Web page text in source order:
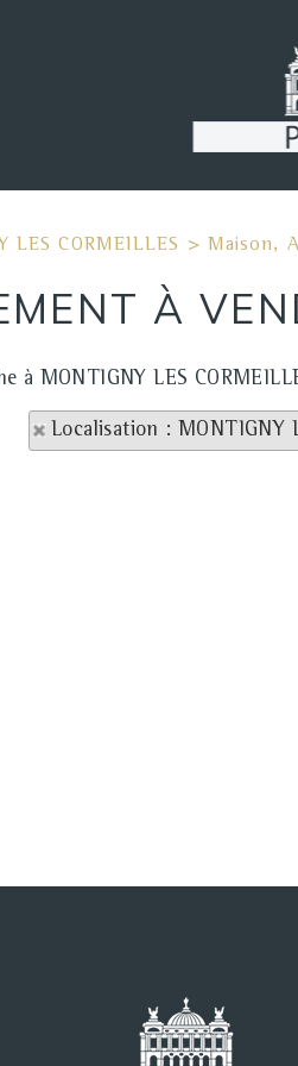
LES CORMEILLES > Maison,
À
à MONTIGNY LES
Localisation : MONTIGNY